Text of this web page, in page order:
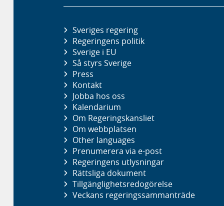
Sveriges regering
Regeringens politik
Sverige i EU
Så styrs Sverige
Press
Kontakt
Jobba hos oss
Kalendarium
Om Regeringskansliet
Om webbplatsen
Other languages
Prenumerera via e-post
Regeringens utlysningar
Rättsliga dokument
Tillgänglighetsredogörelse
Veckans regeringssammanträde